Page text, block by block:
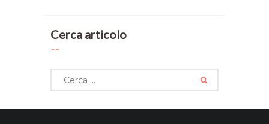
Cerca articolo
Ricerca
per: